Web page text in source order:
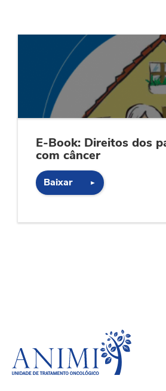
E-Book: Direitos dos
com câncer
Baixar ►